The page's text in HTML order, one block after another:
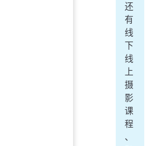
还
有
线
下
线
上
摄
影
课
程
、